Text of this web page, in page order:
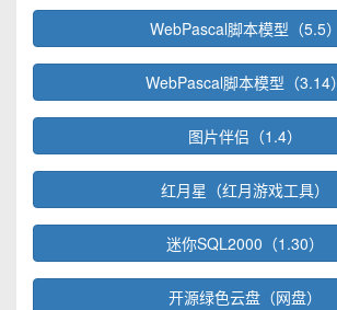
WebPascal脚本模型（5.5）
WebPascal脚本模型（3.14）
图片伴侣（1.4）
红月星（红月游戏工具）
迷你SQL2000（1.30）
开源绿色云盘（网盘）